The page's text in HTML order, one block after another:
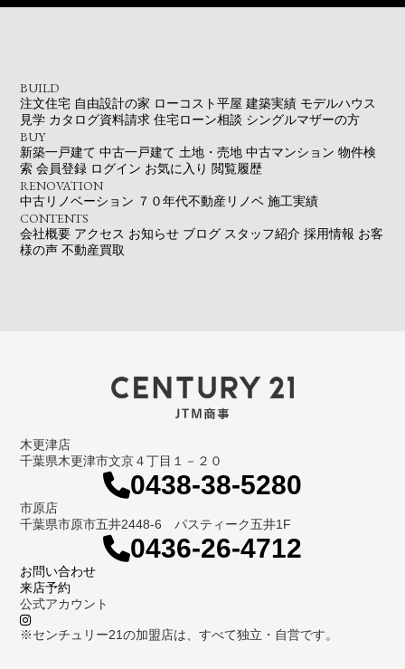
BUILD
注文住宅 自由設計の家 ローコスト平屋 建築実績 モデルハウス
見学 カタログ資料請求 住宅ローン相談 シングルマザーの方
BUY
新築一戸建て 中古一戸建て 土地・売地 中古マンション 物件検
索 会員登録 ログイン お気に入り 閲覧履歴
RENOVATION
中古リノベーション ７０年代不動産リノベ 施工実績
CONTENTS
会社概要 アクセス お知らせ ブログ スタッフ紹介 採用情報 お客
様の声 不動産買取
木更津店
千葉県木更津市文京４丁目１－２０
0438-38-5280
市原店
千葉県市原市五井2448-6 パスティーク五井1F
0436-26-4712
お問い合わせ
来店予約
公式アカウント
※センチュリー21の加盟店は、すべて独立・自営です。